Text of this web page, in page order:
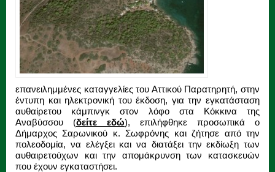
επανειλημμένες καταγγελίες του Αττικού Παρατηρητή, στην
έντυπη και ηλεκτρονική του έκδοση, για την εγκατάσταση
αυθαίρετου κάμπινγκ στον λόφο στα Κόκκινα της
Αναβύσσου (δείτε εδώ), επιλήφθηκε προσωπικά ο
Δήμαρχος Σαρωνικού κ. Σωφρόνης και ζήτησε από την
πολεοδομία, να ελέγξει και να διατάξει την εκδίωξη των
αυθαιρετούχων και την απομάκρυνση των κατασκευών
που έχουν εγκαταστήσει.